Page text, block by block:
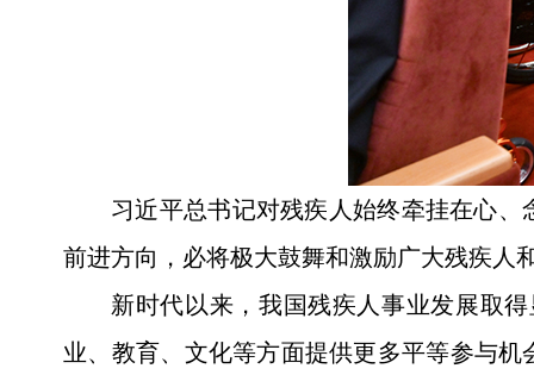
习近平总书记对残疾人始终牵挂在心
前进方向，必将极大鼓舞和激励广大残疾人
新时代以来，我国残疾人事业发展取
业、教育、文化等方面提供更多平等参与